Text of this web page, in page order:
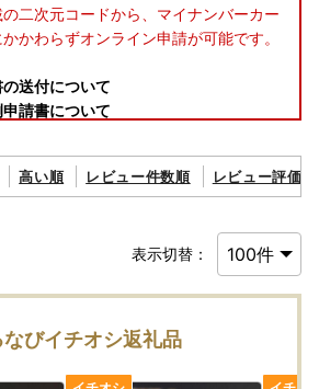
二次元コードから、マイナンバーカー
かわらずオンライン申請が可能です。
の送付について
申請書について
て
た場合について
込みフォームの「申込者情報」のご住
類となりますので大切に保管してくだ
領証明書等の書類は別々の送付となり
高い順 レビュー件数順 レビュー評価順
表示切替：
びイチオシ返礼品